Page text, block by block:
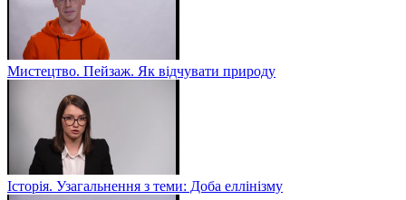
Мистецтво. Пейзаж. Як відчувати природу
Історія. Узагальнення з теми: Доба еллінізму